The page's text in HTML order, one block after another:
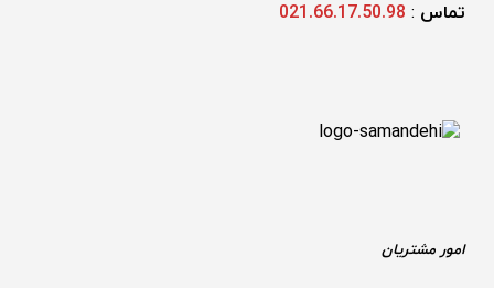
تماس :
021.66.17.50.98
امور مشتریان